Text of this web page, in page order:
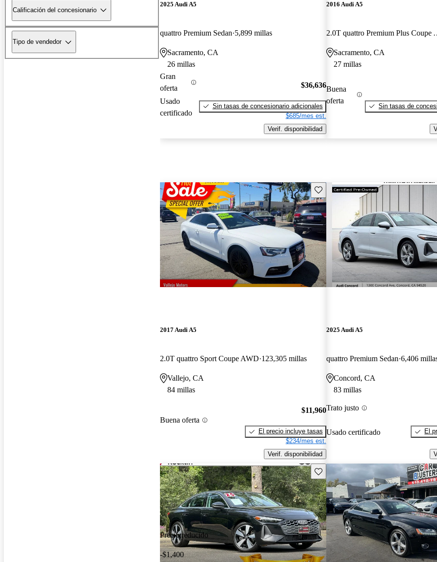
Calificación del concesionario
Tipo de vendedor
2025 Audi A5
quattro Premium Sedan 5,899 millas
Sacramento, CA
26 millas
Gran
oferta
Usado
certificado
$36,636
Sin tasas de concesionario adicionales
$685/mes est.
Verif. disponibilidad
2016 Audi A5
2.0T quattro
Sacramento, CA
27 millas
Buena
oferta
Sin tasas de
Guarda este Aviso
2017 Audi A5
2.0T quattro Sport Coupe AWD 123,305 millas
Vallejo, CA
84 millas
Buena oferta
$11,960
El precio incluye tasas
$234/mes est.
Verif. disponibilidad
2025 Audi A5
quattro Premium Sedan 6,406
Concord, CA
83 millas
Trato justo
Usado certificado
El
Precio reducido
-$1,400
Guarda este Aviso